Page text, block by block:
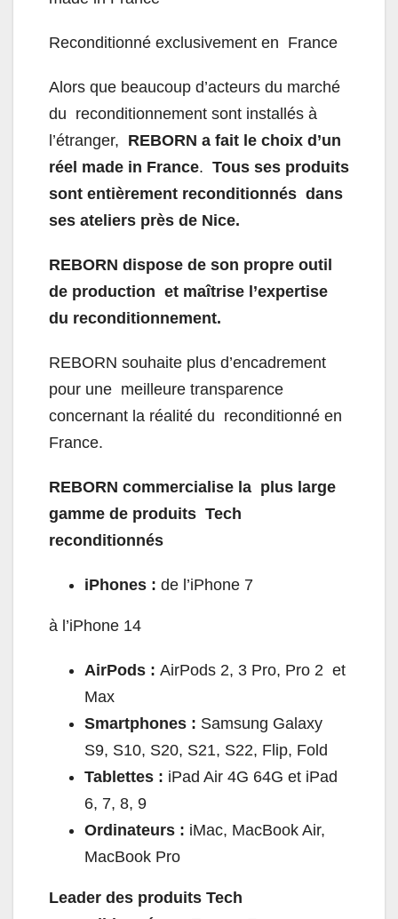
Reconditionné exclusivement en France
Alors que beaucoup d’acteurs du marché
du reconditionnement sont installés à
l’étranger, REBORN a fait le choix d’un
réel made in France. Tous ses produits
sont entièrement reconditionnés dans
ses ateliers près de Nice.
REBORN dispose de son propre outil
de production et maîtrise l’expertise
du reconditionnement.
REBORN souhaite plus d’encadrement
pour une meilleure transparence
concernant la réalité du reconditionné en
France.
REBORN commercialise la plus large
gamme de produits Tech
reconditionnés
iPhones : de l’iPhone 7
à l’iPhone 14
AirPods : AirPods 2, 3 Pro, Pro 2 et
Max
Smartphones : Samsung Galaxy
S9, S10, S20, S21, S22, Flip, Fold
Tablettes : iPad Air 4G 64G et iPad
6, 7, 8, 9
Ordinateurs : iMac, MacBook Air,
MacBook Pro
Leader des produits Tech